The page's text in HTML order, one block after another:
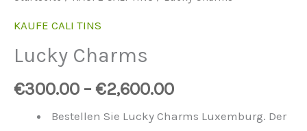
KAUFE CALI TINS
Lucky Charms
€300.00 – €2,600.00
Bestellen Sie Lucky Charms Luxemburg. Der